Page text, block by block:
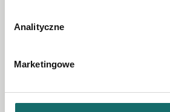
Analityczne
Marketingowe
MIESZKANIE NA SPRZEDAŻ